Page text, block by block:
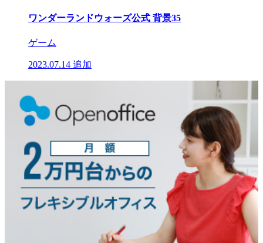
ワンダーランドウォーズ公式 背景35
ゲーム
2023.07.14 追加